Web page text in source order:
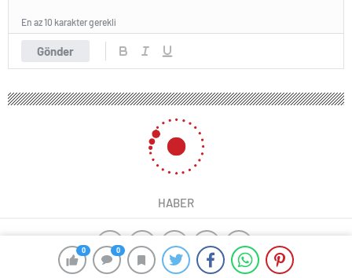
0 0
Gönder
En az 10 karakter gerekli
HABER